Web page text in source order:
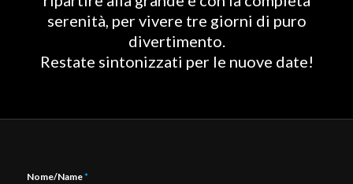
serenità, per vivere tre giorni di puro
divertimento.
Restate sintonizzati per le nuove date!
Nome/Name*